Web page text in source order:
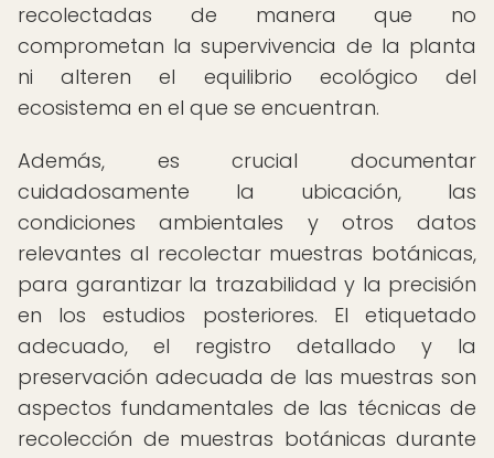
recolectadas de manera que no
comprometan la supervivencia de la planta
ni alteren el equilibrio ecológico del
ecosistema en el que se encuentran.
Además, es crucial documentar
cuidadosamente la ubicación, las
condiciones ambientales y otros datos
relevantes al recolectar muestras botánicas,
para garantizar la trazabilidad y la precisión
en los estudios posteriores. El etiquetado
adecuado, el registro detallado y la
preservación adecuada de las muestras son
aspectos fundamentales de las técnicas de
recolección de muestras botánicas durante